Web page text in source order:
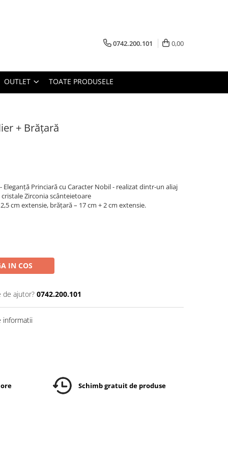
0742.200.101 0,00
OUTLET TOATE PRODUSELE
+ Brățară
Eleganță Princiară cu Caracter Nobil - realizat dintr-un aliaj
Zirconia scânteietoare
cm extensie, brățară – 17 cm + 2 cm extensie.
IN COS
de ajutor? 0742.200.101
informatii
Schimb gratuit de produse